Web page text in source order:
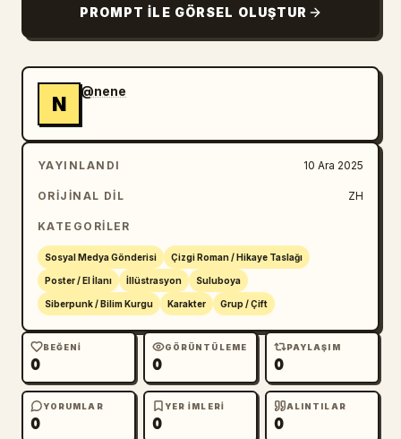
PROMPT ILE GÖRSEL OLUŞTUR
N
@nene
YAYINLANDI 10 Ara 2025
ORIJINAL DIL ZH
KATEGORILER
Sosyal Medya Gönderisi Çizgi Roman / Hikaye Taslağı
Poster / El İlanı İllüstrasyon Suluboya
Siberpunk / Bilim Kurgu Karakter Grup / Çift
BEĞENI
0
GÖRÜNTÜLEME
0
PAYLAŞIM
0
YORUMLAR
0
YER IMLERI
0
ALINTILAR
0